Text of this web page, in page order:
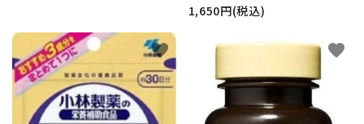
1,650円(税込)
favorite favorite